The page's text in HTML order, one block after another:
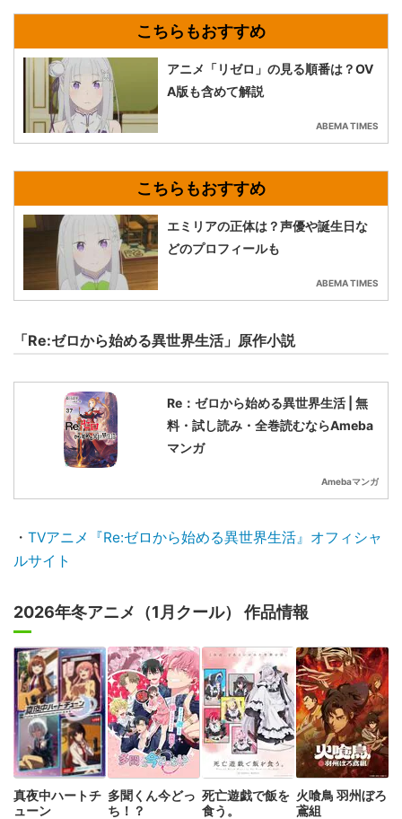
アニメ「リゼロ」の見る順番は？OV
A版も含めて解説
ABEMA TIMES
エミリアの正体は？声優や誕生日な
どのプロフィールも
ABEMA TIMES
「Re:ゼロから始める異世界生活」原作小説
Re：ゼロから始める異世界生活 | 無
料・試し読み・全巻読むならAmeba
マンガ
Amebaマンガ
・ TVアニメ『Re:ゼロから始める異世界生活』オフィシャ
ルサイト
2026年冬アニメ（1月クール） 作品情報
真夜中ハートチ
ューン
多聞くん今どっ
ち！？
死亡遊戯で飯を
食う。
火喰鳥 羽州ぼろ
鳶組